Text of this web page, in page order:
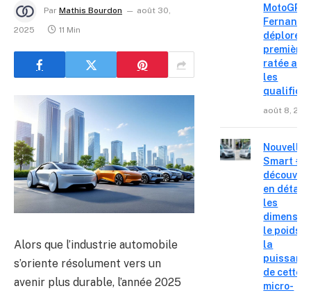
Par Mathis Bourdon
août 30,
2025
11 Min
Alors que l’industrie automobile
s’oriente résolument vers un
avenir plus durable, l’année 2025
MotoGP :
déplore
première
ratée
les
août 8,
Nouvelle
Smart #2
en détail
les
le poids
la
de cette
micro-